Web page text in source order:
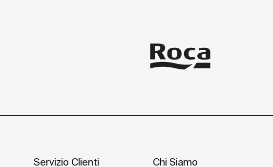
Servizio Clienti Chi Siamo